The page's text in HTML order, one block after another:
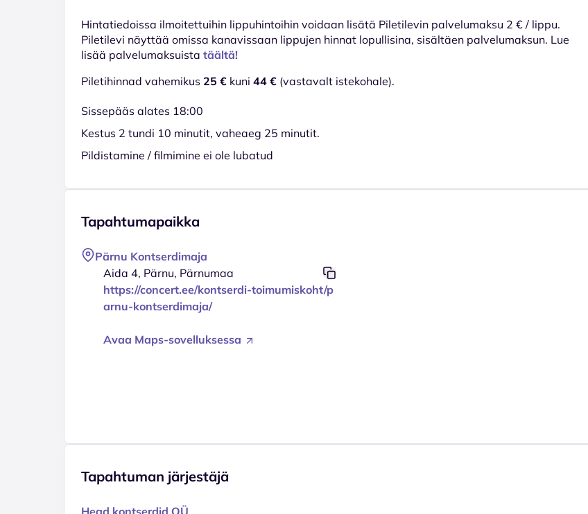
Hinta­tiedoissa ilmoitettuihin lippuhintoihin voidaan lisätä Piletilevin palvelumaksu 2 € / lippu.
Piletilevi näyttää omissa kanavissaan lippujen hinnat lopullisina, sisältäen palvelumaksun. Lue
lisää palvelumaksuista täältä!
Piletihinnad vahemikus 25 € kuni 44 € (vastavalt istekohale).
Sissepääs alates 18:00
Kestus 2 tundi 10 minutit, vaheaeg 25 minutit.
Pildistamine / filmimine ei ole lubatud
Tapahtumapaikka
Pärnu Kontserdimaja
Aida 4, Pärnu, Pärnumaa
https://concert.ee/kontserdi-toimumiskoht/p
arnu-kontserdimaja/
Avaa Maps-sovelluksessa
Tapahtuman järjestäjä
Head kontserdid OÜ